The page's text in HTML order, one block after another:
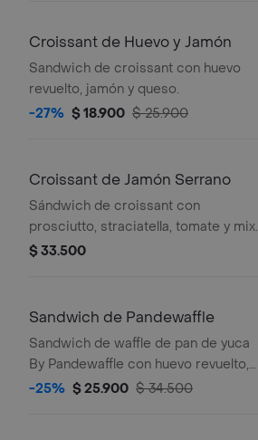
Croissant de Huevo y Jamón
Sandwich de croissant con huevo
revuelto, jamón y queso.
-27% $ 18.900 $ 25.900
Croissant de Jamón Serrano
Sándwich de croissant con
prosciutto, straciatella, tomate y mix
de lechugas.
$ 33.500
Sandwich de Pandewaffle
Sandwich de waffle de pan de yuca
By Pandewaffle con huevo revuelto,
queso cheddar y tocineta crocante.
-25% $ 25.900 $ 34.500